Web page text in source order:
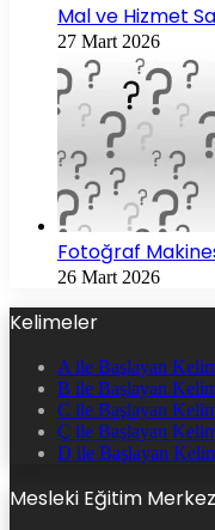
Mal ve Hizmet
27 Mart 2026
Fotoğraf
26 Mart 2026
Kelimeler
A ile Başlayan
B ile Başlayan
C ile Başlayan
Ç ile Başlayan
D ile Başlayan
Mesleki Eğitim